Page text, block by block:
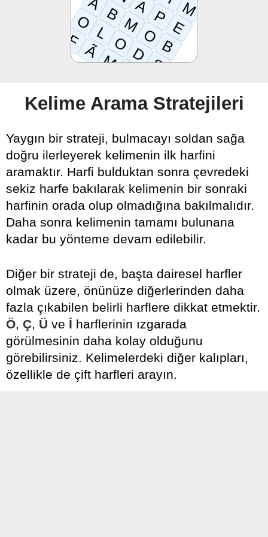
O
F
B
L
Ã
A
M
O
M
P
O
D
M
E
B
S
Kelime Arama Stratejileri
Yaygın bir strateji, bulmacayı soldan sağa
doğru ilerleyerek kelimenin ilk harfini
aramaktır. Harfi bulduktan sonra çevredeki
sekiz harfe bakılarak kelimenin bir sonraki
harfinin orada olup olmadığına bakılmalıdır.
Daha sonra kelimenin tamamı bulunana
kadar bu yönteme devam edilebilir.
Diğer bir strateji de, başta dairesel harfler
olmak üzere, önünüze diğerlerinden daha
fazla çıkabilen belirli harflere dikkat etmektir.
Ö, Ç, Ü ve İ harflerinin ızgarada
görülmesinin daha kolay olduğunu
görebilirsiniz. Kelimelerdeki diğer kalıpları,
özellikle de çift harfleri arayın.